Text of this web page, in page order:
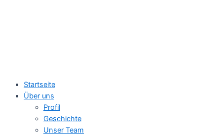
Startseite
Über uns
Profil
Geschichte
Unser Team